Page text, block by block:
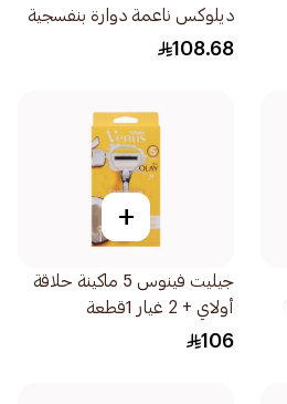
ديلوكس ناعمة دوارة بنفسجية
1قطعة
108.68
+
جيليت فينوس 5 ماكينة حلاقة
أولاي + 2 غيار 1قطعة
106